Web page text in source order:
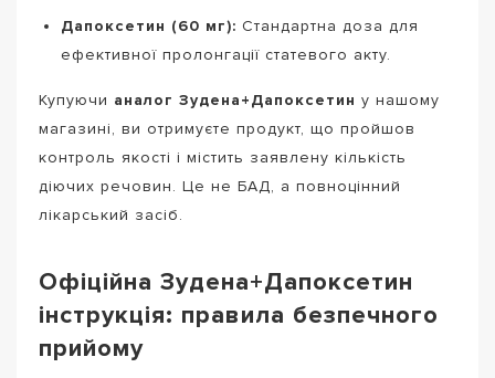
Дапоксетин (60 мг): Стандартна доза для
ефективної пролонгації статевого акту.
Купуючи аналог Зудена+Дапоксетин у нашому
магазині, ви отримуєте продукт, що пройшов
контроль якості і містить заявлену кількість
діючих речовин. Це не БАД, а повноцінний
лікарський засіб.
Офіційна Зудена+Дапоксетин
інструкція: правила безпечного
прийому